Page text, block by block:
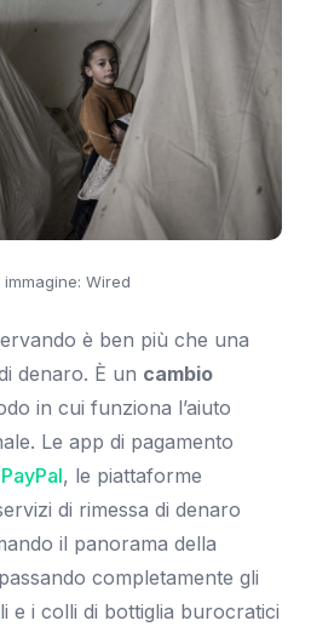
immagine: Wired
è ben più che una
denaro. È un cambio
in cui funziona l’aiuto
Le app di pagamento
PayPal, le piattaforme
di rimessa di denaro
il panorama della
completamente gli
e i colli di bottiglia burocratici